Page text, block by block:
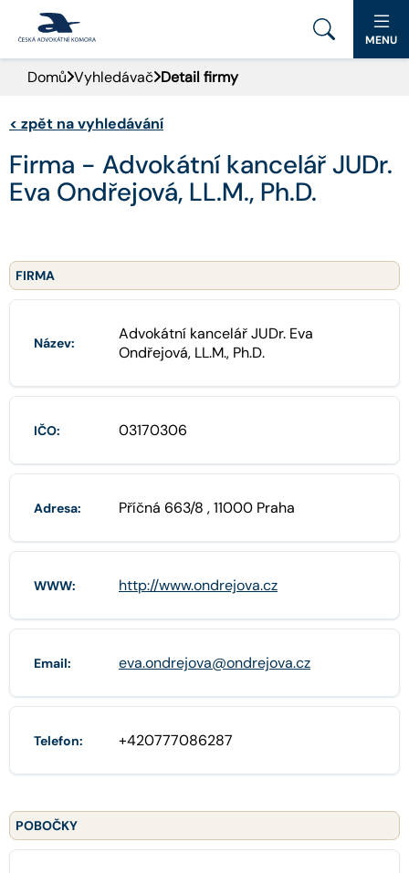
PORTÁL ČAK
DOMŮ
AKTUALITY
PRO VEŘEJNOST
MENU
Domů Vyhledávač Detail firmy
< zpět na vyhledávání
Firma - Advokátní kancelář JUDr.
Eva Ondřejová, LL.M., Ph.D.
FIRMA
Název:
Advokátní kancelář JUDr. Eva
Ondřejová, LL.M., Ph.D.
IČO: 03170306
Adresa: Příčná 663/8 , 11000 Praha
WWW: http://www.ondrejova.cz
Email: eva.ondrejova@ondrejova.cz
Telefon: +420777086287
POBOČKY